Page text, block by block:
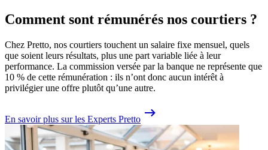
Comment sont rémunérés nos courtiers ?
Chez Pretto, nos courtiers touchent un salaire fixe mensuel, quels
que soient leurs résultats, plus une part variable liée à leur
performance. La commission versée par la banque ne représente que
10 % de cette rémunération : ils n’ont donc aucun intérêt à
privilégier une offre plutôt qu’une autre.
En savoir plus sur les Experts Pretto